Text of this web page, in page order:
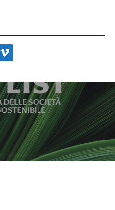
vimeo